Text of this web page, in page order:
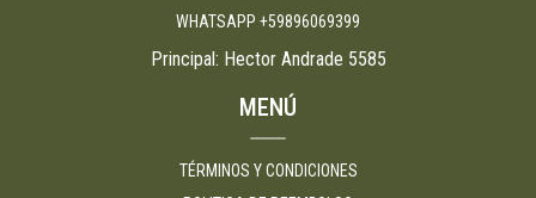
WHATSAPP +59896069399
Principal: Hector Andrade 5585
MENÚ
TÉRMINOS Y CONDICIONES